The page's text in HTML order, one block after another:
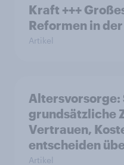
Kraft +++
Reformen in
Artikel
Altersvorsorge:
grundsätzliche
Vertrauen,
entscheiden
Artikel